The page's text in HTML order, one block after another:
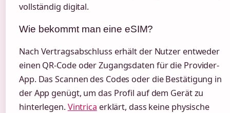
vollständig digital.
Wie bekommt man eine eSIM?
Nach Vertragsabschluss erhält der Nutzer entweder
einen QR-Code oder Zugangsdaten für die Provider-
App. Das Scannen des Codes oder die Bestätigung in
der App genügt, um das Profil auf dem Gerät zu
hinterlegen.Vintrica erklärt, dass keine physische